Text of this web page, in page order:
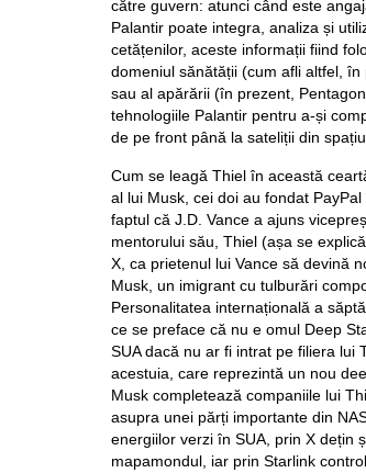
către guvern: atunci când este
Palantir poate integra, analiza și
cetățenilor, aceste informații fiind
domeniul sănătății (cum afli altfel,
sau al apărării (în prezent,
tehnologiile Palantir pentru a-și
de pe front până la sateliții din
Cum se leagă Thiel în această
al lui Musk, cei doi au fondat
faptul că J.D. Vance a ajuns
mentorului său, Thiel (așa se
X, ca prietenul lui Vance să devină
Musk, un imigrant cu tulburări
Personalitatea internațională a
ce se preface că nu e omul Deep
SUA dacă nu ar fi intrat pe filiera lui
acestuia, care reprezintă un nou
Musk completează companiile lui
asupra unei părți importante din
energiilor verzi în SUA, prin X dețin
mapamondul, iar prin Starlink